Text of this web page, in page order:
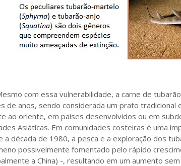
com essa vulnerabilidade, a carne de tubarão
de anos, sendo considerada um prato
ao oriente, em países desenvolvidos ou em
Asiáticas. Em comunidades costeiras é uma
a década de 1980, a pesca e a exploração dos
possivelmente fomentado pelo rápido
a China) -, resultando em um aumento